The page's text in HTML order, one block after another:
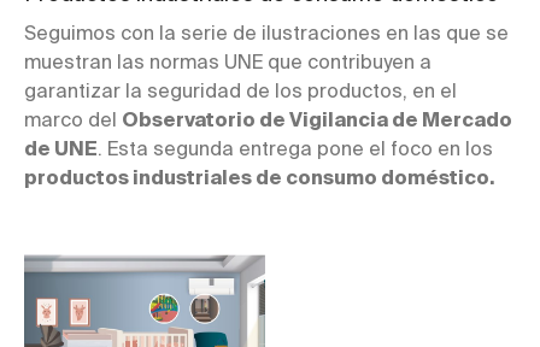
Seguimos con la serie de ilustraciones en las que se
muestran las normas UNE que contribuyen a
garantizar la seguridad de los productos, en el
marco del Observatorio de Vigilancia de Mercado
de UNE. Esta segunda entrega pone el foco en los
productos industriales de consumo doméstico.